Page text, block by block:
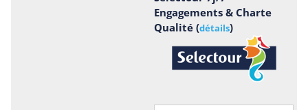
Engagements & Charte
Qualité (détails)